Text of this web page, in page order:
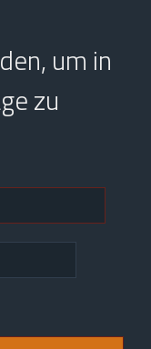
um in
zu